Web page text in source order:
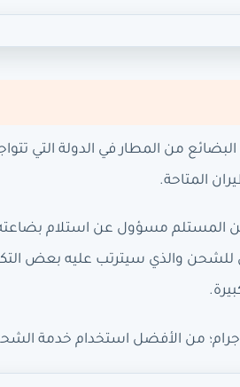
من المطار في الدولة التي
المتاحة.
المستلم مسؤول عن استلام بضاعته
للشحن والذي سيترتب عليه بعض